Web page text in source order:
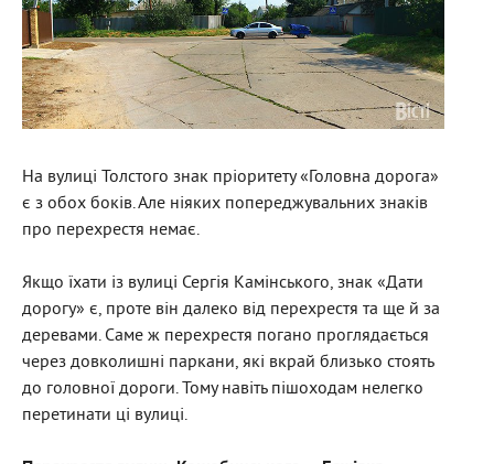
На вулиці Толстого знак пріоритету «Головна дорога»
є з обох боків. Але ніяких попереджувальних знаків
про перехрестя немає.
Якщо їхати із вулиці Сергія Камінського, знак «Дати
дорогу» є, проте він далеко від перехрестя та ще й за
деревами. Саме ж перехрестя погано проглядається
через довколишні паркани, які вкрай близько стоять
до головної дороги. Тому навіть пішоходам нелегко
перетинати ці вулиці.